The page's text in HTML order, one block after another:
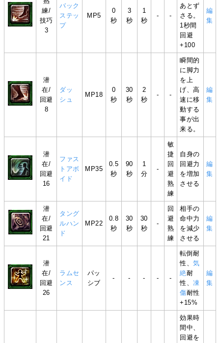
練/
技巧
3
バック
ステッ
プ
MP5
0
秒
3
秒
1
秒
- -
あとず
さる。
1秒間
回避
+100
編
集
潜
在/
回避
8
ダッ
シュ
MP18
0
秒
30
秒
2
秒
- -
瞬間的
に脚力
を上
げ、高
速に移
動する
事が出
来る。
編
集
潜
在/
回避
16
ファス
トアボ
イド
MP35
0.5
秒
90
秒
1
分
-
敏
捷
回
避
熟
練
自身の
回避力
を増加
させる
編
集
潜
在/
回避
21
タング
ルハン
ド
MP22
0.8
秒
30
秒
30
秒
-
回
避
熟
練
相手の
命中力
を減少
させる
編
集
潜
在/
回避
26
ラムセ
ンス
パッ
シブ
- - - - -
転倒耐
性、気
絶耐
性、凍
傷耐性
+15%
編
集
効果時
間中、
回避を